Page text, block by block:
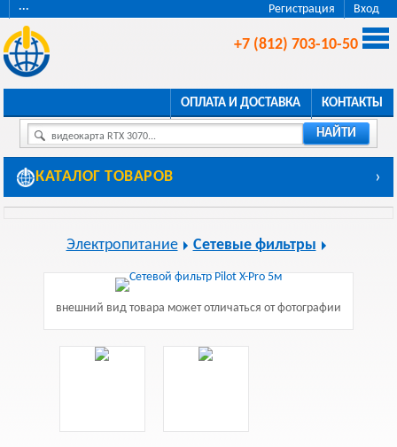
Регистрация Вход
···
+7 (812) 703-10-50
ОПЛАТА И ДОСТАВКА КОНТАКТЫ
видеокарта RTX 3070... НАЙТИ
КАТАЛОГ ТОВАРОВ ›
Электропитание Сетевые фильтры
внешний вид товара может отличаться от фотографии